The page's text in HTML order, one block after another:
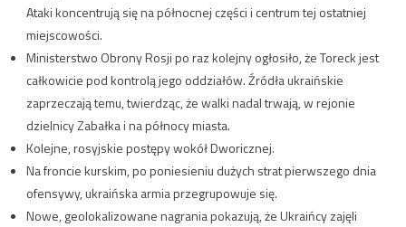
Ataki koncentrują się na północnej części i centrum tej ostatniej
miejscowości.
Ministerstwo Obrony Rosji po raz kolejny ogłosiło, że ​​Toreck jest
całkowicie pod kontrolą jego oddziałów. Źródła ukraińskie
zaprzeczają temu, twierdząc, że walki nadal trwają, w rejonie
dzielnicy Zabałka i na północy miasta.
Kolejne, rosyjskie postępy wokół Dworicznej.
Na froncie kurskim, po poniesieniu dużych strat pierwszego dnia
ofensywy, ukraińska armia przegrupowuje się.
Nowe, geolokalizowane nagrania pokazują, że Ukraińcy zajęli